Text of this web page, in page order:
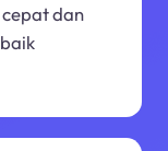
cepat dan